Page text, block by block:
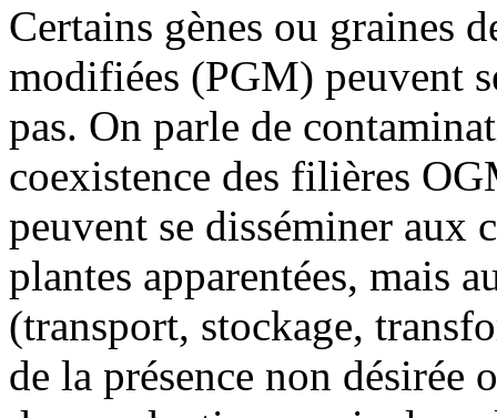
Certains gènes ou graines
modifiées (PGM) peuvent
pas. On parle de
coexistence des filières
peuvent se disséminer aux
plantes apparentées, mais
(transport, stockage,
de la présence non désirée